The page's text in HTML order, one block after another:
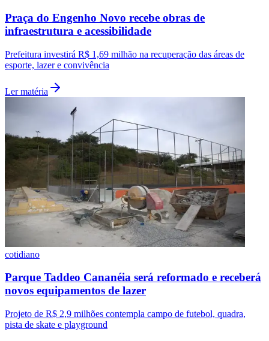
Botafogo
Praça do Engenho Novo recebe obras de
infraestrutura e acessibilidade
Prefeitura investirá R$ 1,69 milhão na recuperação das áreas de
esporte, lazer e convivência
Ler matéria
cotidiano
Parque Taddeo Cananéia será reformado e receberá
novos equipamentos de lazer
Projeto de R$ 2,9 milhões contempla campo de futebol, quadra,
pista de skate e playground